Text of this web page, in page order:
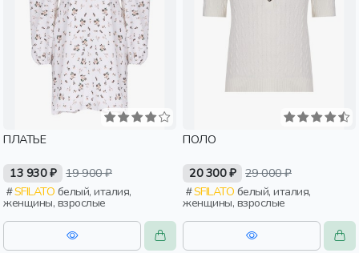
ПЛАТЬЕ
13 930 ₽ 19 900 ₽
SFILATO
женщины, взрослые
ПОЛО
20 300 ₽ 29 000 ₽
SFILATO
женщины, взрослые